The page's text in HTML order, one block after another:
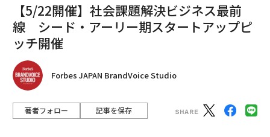
【5/22開催】社会課題解決ビジネス最前
線 シード・アーリー期スタートアップピ
ッチ開催
Forbes JAPAN BrandVoice Studio
著者フォロー 記事を保存